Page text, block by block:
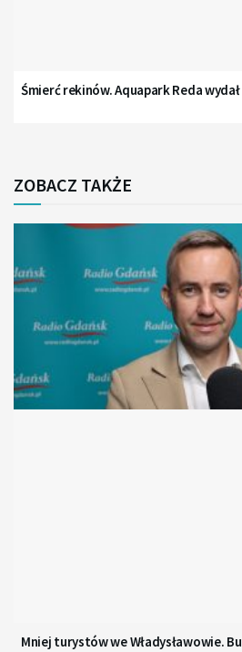
Śmierć rekinów. Aquapark Reda
ZOBACZ TAKŻE
Mniej turystów we Władysławowie.